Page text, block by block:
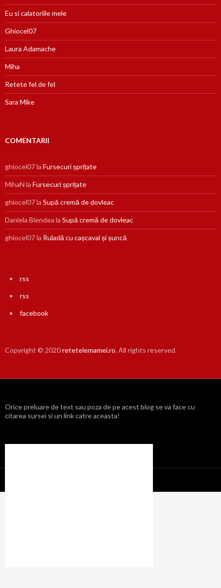
Eu si calatoriile mele
Ghiocel07
Laura Adamache
Miha
Retete fel de fel
Sara Mike
COMENTARII
ghiocel07la Fursecuri șprițate
MihaN la Fursecuri șprițate
ghiocel07la Supă cremă de dovleac
Daniela Blendea la Supă cremă de dovleac
ghiocel07la Ruladă cu cașcaval și șuncă
rss
rss
facebook
Copyright © 2020retetelemamei.ro. All rights reserved.
Orice preluare de text sau poza de pe acest blog se va face cu
citarea sursei si un link catre aceasta!